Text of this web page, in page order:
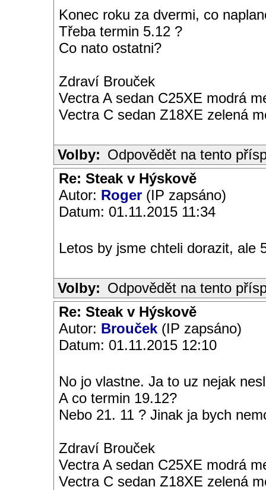
Konec roku za dvermi, co
Třeba termin 5.12 ?
Co nato ostatni?
Zdraví Brouček
Vectra A sedan C25XE modrá
Vectra C sedan Z18XE zelená
Volby: Odpovědět na tento
Re: Steak v Hýskově
Autor: Roger (IP zapsáno)
Datum: 01.11.2015 11:34
Letos by jsme chteli dorazit, ale
Volby: Odpovědět na tento
Re: Steak v Hýskově
Autor: Brouček (IP zapsáno)
Datum: 01.11.2015 12:10
No jo vlastne. Ja to uz nejak
A co termin 19.12?
Nebo 21. 11 ? Jinak ja bych
Zdraví Brouček
Vectra A sedan C25XE modrá
Vectra C sedan Z18XE zelená